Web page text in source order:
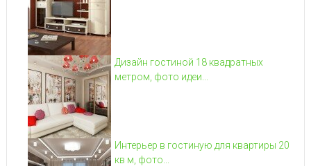
Дизайн гостиной 18 квадратных
метром, фото идеи...
Интерьер в гостиную для квартиры 20
кв м, фото...